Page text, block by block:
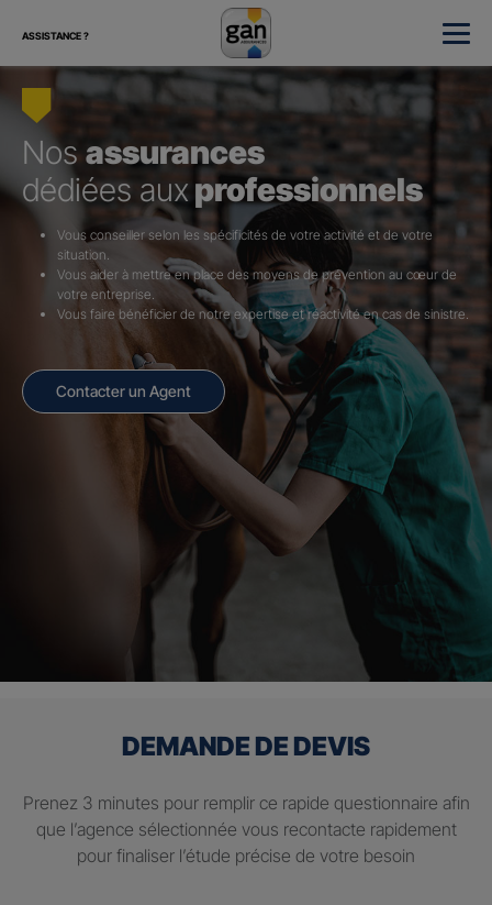
ASSISTANCE ?
Nosassurances
dédiées aux professionnels
Vous conseiller selon les spécificités de votre activité et de votre
situation.
Vous aider à mettre en place des moyens de prévention au cœur de
votre entreprise.
Vous faire bénéficier de notre expertise et réactivité en cas de sinistre.
Contacter un Agent
DEMANDE DE DEVIS
Prenez 3 minutes pour remplir ce rapide questionnaire afin
que l’agence sélectionnée vous recontacte rapidement
pour finaliser l’étude précise de votre besoin